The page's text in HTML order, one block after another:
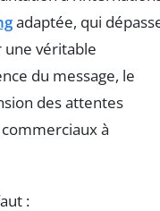
adaptée, qui
véritable
du message, le
des attentes
à
: